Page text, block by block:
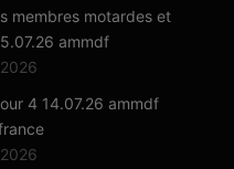
membres motardes et
ammdf
4 14.07.26 ammdf